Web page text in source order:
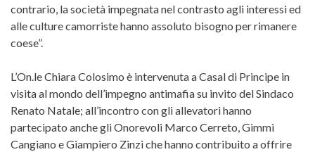
contrario, la società impegnata nel contrasto agli interessi ed
alle culture camorriste hanno assoluto bisogno per rimanere
coese”.
L’On.le Chiara Colosimo è intervenuta a Casal di Principe in
visita al mondo dell’impegno antimafia su invito del Sindaco
Renato Natale; all’incontro con gli allevatori hanno
partecipato anche gli Onorevoli Marco Cerreto, Gimmi
Cangiano e Giampiero Zinzi che hanno contribuito a offrire